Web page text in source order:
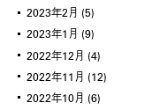
2023年2月 (5)
2023年1月 (9)
2022年12月 (4)
2022年11月 (12)
2022年10月 (6)